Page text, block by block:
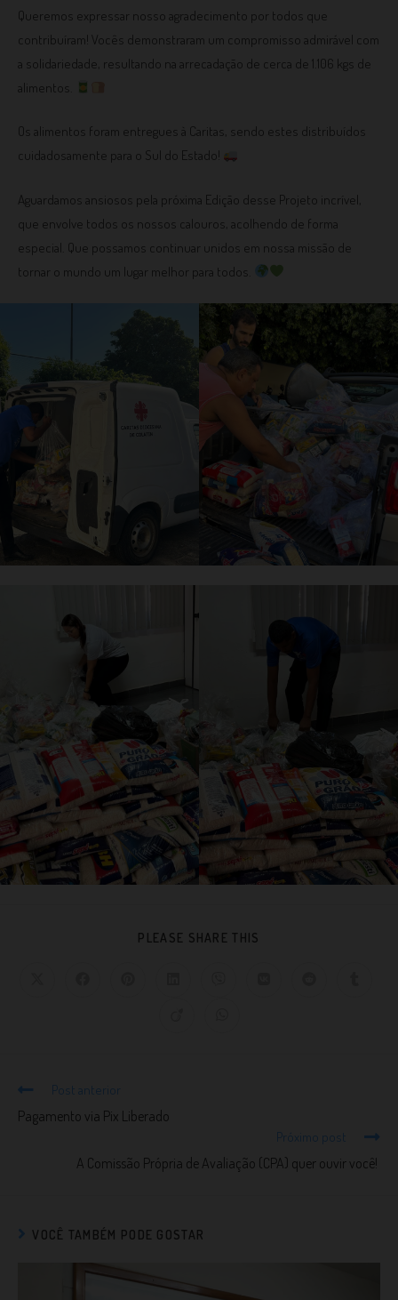
Queremos expressar nosso agradecimento por todos que
contribuíram! Vocês demonstraram um compromisso admirável com
a solidariedade, resultando na arrecadação de cerca de 1.106 kgs de
alimentos.
Os alimentos foram entregues à Caritas, sendo estes distribuídos
cuidadosamente para o Sul do Estado!
Aguardamos ansiosos pela próxima Edição desse Projeto incrível,
que envolve todos os nossos calouros, acolhendo de forma
especial. Que possamos continuar unidos em nossa missão de
tornar o mundo um lugar melhor para todos.
PLEASE SHARE THIS
Post anterior
Pagamento via Pix Liberado
Próximo post
A Comissão Própria de Avaliação (CPA) quer ouvir você!
VOCÊ TAMBÉM PODE GOSTAR